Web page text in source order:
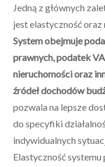
Jedną z głównych
jest elastyczność
System obejmuje
prawnych, podatek
nieruchomości oraz
źródeł dochodów
pozwala na lepsze
do specyfiki
indywidualnych
Elastyczność